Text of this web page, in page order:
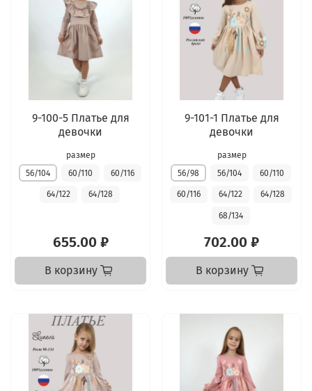
9-100-5 Платье для
девочки
размер
56/104
60/110 60/116
64/122 64/128
655.00 ₽
В корзину
9-101-1 Платье для
девочки
размер
56/98
56/104 60/110
60/116 64/122 64/128
68/134
702.00 ₽
В корзину